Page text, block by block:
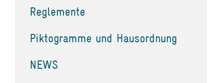
Reglemente
Piktogramme und Hausordnung
NEWS